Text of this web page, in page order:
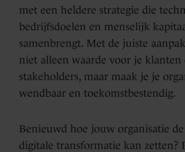
met een heldere strategie die
bedrijfsdoelen en menselijk
samenbrengt. Met de juiste
niet alleen waarde voor je klanten
stakeholders, maar maak je je
wendbaar en toekomstbestendig.
Benieuwd hoe jouw organisatie
digitale transformatie kan zetten?